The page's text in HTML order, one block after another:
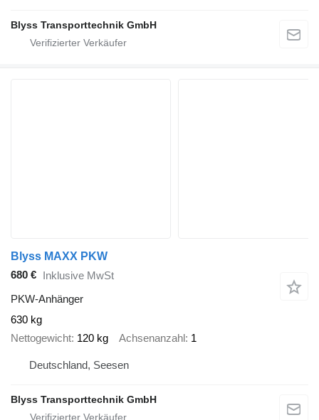
Blyss Transporttechnik GmbH
Blyss MAXX PKW
680 € Inklusive MwSt
PKW-Anhänger
630 kg
Nettogewicht 120 kg Achsenanzahl 1
Deutschland, Seesen
Blyss Transporttechnik GmbH